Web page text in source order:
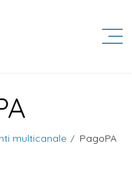
multicanale / PagoPA